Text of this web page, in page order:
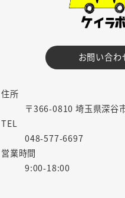
お問い合わ
住所
〒366-0810 埼玉県深谷
TEL
048-577-6697
営業時間
9:00-18:00